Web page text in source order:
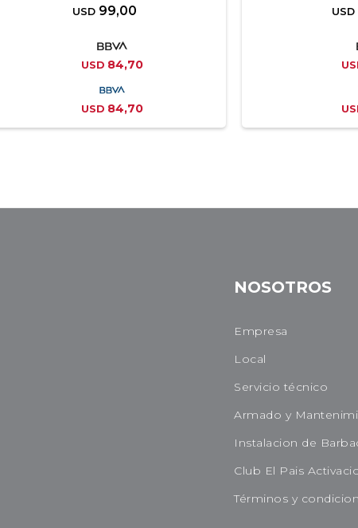
USD 99,00
USD 84,70
USD 84,70
USD
NOSOTROS
Empresa
Local
Servicio técnico
Armado y
Instalacion de
Club El Pais
Términos y